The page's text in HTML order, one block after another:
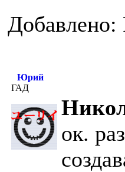
Добавлено:
Юрий
ГАД
ок.